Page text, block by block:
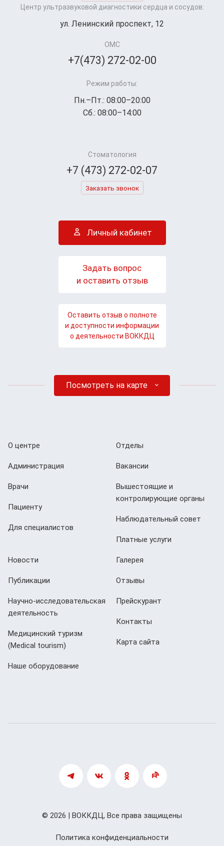
Центр ультразвуковой диагностики сердца и сосудов:
ул. Ленинский проспект, 12
ОМС
+7(473) 272-02-00
Режим работы:
Пн.–Пт.: 08:00–20:00
Сб.: 08:00–14:00
Стоматология
+7 (473) 272-02-07
Заказать звонок
Личный кабинет
Задать вопрос
и оставить отзыв
Оставить отзыв о полноте
и доступности информации
о деятельности ВОККДЦ
Посмотреть на карте
О центре
Администрация
Врачи
Пациенту
Для специалистов
Отделы
Вакансии
Вышестоящие и
контролирующие органы
Наблюдательный совет
Платные услуги
Новости
Публикации
Научно-исследовательская
деятельность
Медицинский туризм
(Мedical tourism)
Наше оборудование
Галерея
Отзывы
Прейскурант
Контакты
Карта сайта
Политика конфиденциальности
© 2026 | ВОККДЦ, Все права защищены